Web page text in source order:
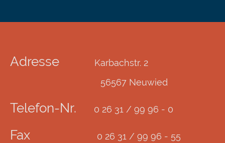
Adresse
Karbachstr. 2
56567 Neuwied
Telefon-Nr. 0 26 31 / 99 96 - 0
Fax 0 26 31 / 99 96 - 55